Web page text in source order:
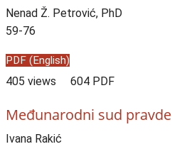
Nenad Ž. Petrović, PhD
59-76
PDF (English)
405 views 604 PDF
Međunarodni sud pravde
Ivana Rakić